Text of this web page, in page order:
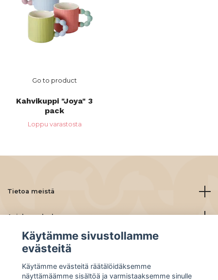
Go to product
Kahvikuppi "Joya" 3
pack
Loppu varastosta
Tietoa meistä
Asiakaspalvelu
Lue lisää
Social Media
Käytämme sivustollamme
evästeitä
Käytämme evästeitä räätälöidäksemme
näyttämäämme sisältöä ja varmistaaksemme sinulle